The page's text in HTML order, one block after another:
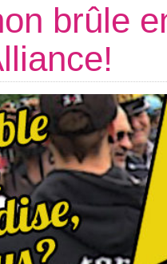
brûle